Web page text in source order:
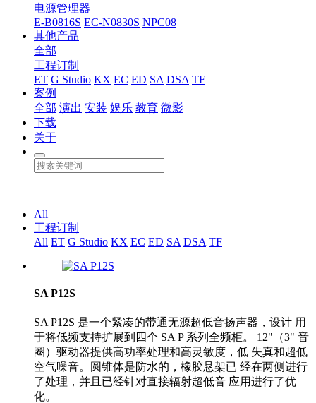
电源管理器
E-B0816S EC-N0830S NPC08
其他产品
全部
工程订制
ET G Studio KX EC ED SA DSA TF
案例
全部 演出 安装 娱乐 教育 微影
下载
关于
All
工程订制
All ET G Studio KX EC ED SA DSA TF
SA P12S
SA P12S 是一个紧凑的带通无源超低音扬声器，设计 用
于将低频支持扩展到四个 SA P 系列全频柜。 12"（3" 音
圈）驱动器提供高功率处理和高灵敏度，低 失真和超低
空气噪音。圆锥体是防水的，橡胶悬架已 经在两侧进行
了处理，并且已经针对直接辐射超低音 应用进行了优
化。